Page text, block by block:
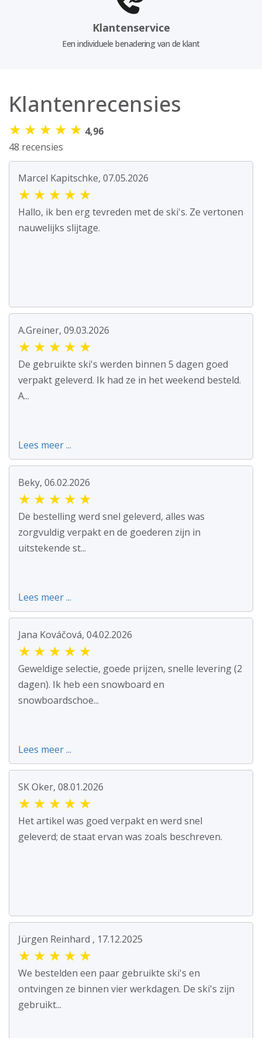
Klantenservice
Een individuele benadering van de klant
Klantenrecensies
★ ★ ★ ★ ★ 4,96
48 recensies
Marcel Kapitschke, 07.05.2026
★ ★ ★ ★ ★
Hallo, ik ben erg tevreden met de ski's. Ze vertonen
nauwelijks slijtage.
A.Greiner, 09.03.2026
★ ★ ★ ★ ★
De gebruikte ski's werden binnen 5 dagen goed
verpakt geleverd. Ik had ze in het weekend besteld.
A...
Lees meer ...
Beky, 06.02.2026
★ ★ ★ ★ ★
De bestelling werd snel geleverd, alles was
zorgvuldig verpakt en de goederen zijn in
uitstekende st...
Lees meer ...
Jana Kováčová, 04.02.2026
★ ★ ★ ★ ★
Geweldige selectie, goede prijzen, snelle levering (2
dagen). Ik heb een snowboard en
snowboardschoe...
Lees meer ...
SK Oker, 08.01.2026
★ ★ ★ ★ ★
Het artikel was goed verpakt en werd snel
geleverd; de staat ervan was zoals beschreven.
Jürgen Reinhard , 17.12.2025
★ ★ ★ ★ ★
We bestelden een paar gebruikte ski's en
ontvingen ze binnen vier werkdagen. De ski's zijn
gebruikt...